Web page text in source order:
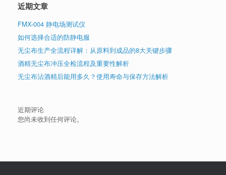
近期文章
FMX-004 静电场测试仪
如何选择合适的防静电服
无尘布生产全流程详解：从原料到成品的8大关键步骤
酒精无尘布冲压全检流程及重要性解析
无尘布沾酒精后能用多久？使用寿命与保存方法解析
近期评论
您尚未收到任何评论。